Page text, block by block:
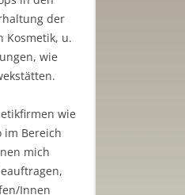
der
Kosmetik, u.
wie
wie
im Bereich
mich
Innen